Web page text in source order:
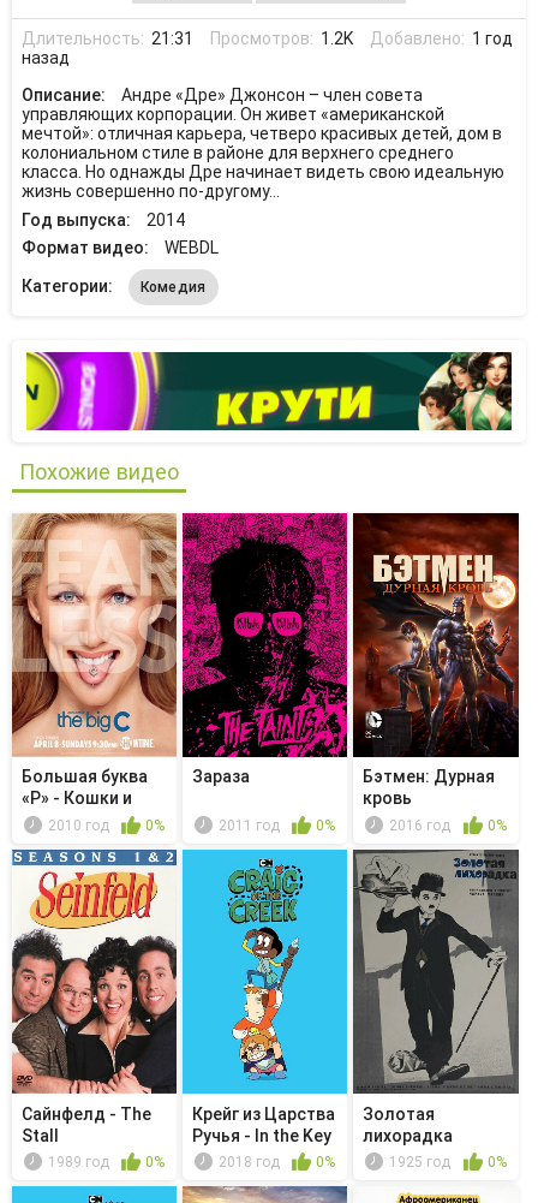
Длительность: 21:31 Просмотров: 1.2K Добавлено: 1 год
назад
Описание:
Андре «Дре» Джонсон – член совета
управляющих корпорации. Он живет «американской
мечтой»: отличная карьера, четверо красивых детей, дом в
колониальном стиле в районе для верхнего среднего
класса. Но однажды Дре начинает видеть свою идеальную
жизнь совершенно по-другому…
Год выпуска:
2014
Формат видео:
WEBDL
Категории:
Комедия
Похожие видео
Большая буква
«Р» - Кошки и
собаки
2010 год 0%
Зараза
2011 год 0%
Бэтмен: Дурная
кровь
2016 год 0%
Сайнфелд - The
Stall
1989 год 0%
Крейг из Царства
Ручья - In the Key
o... 2018 год 0%
Золотая
лихорадка
1925 год 0%